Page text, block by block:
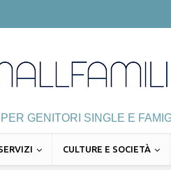
GENITORI SINGLE E
CULTURE E SOCIETÀ